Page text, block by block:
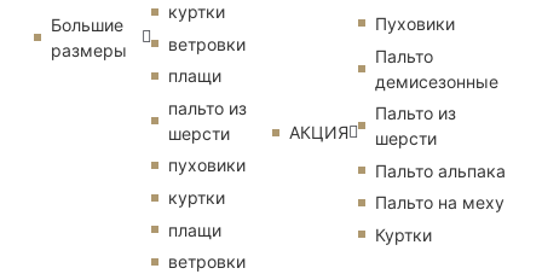
Большие
размеры
куртки
ветровки
плащи
пальто из
шерсти
пуховики
куртки
плащи
ветровки
АКЦИЯ
Пуховики
Пальто
демисезонные
Пальто из
шерсти
Пальто альпака
Пальто на меху
Куртки